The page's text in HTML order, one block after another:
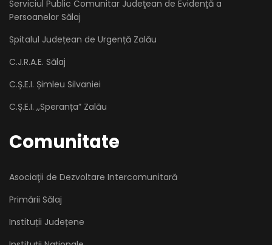
Serviciul Public Comunitar Judeţean de Evidenţă a
Persoanelor Sălaj
Spitalul Județean de Urgență Zalău
C.J.R.A.E. Sălaj
C.Ș.E.I. Șimleu Silvaniei
C.Ș.E.I. ,,Speranța” Zalău
Comunitate
Asociaţii de Dezvoltare Intercomunitară
Primării Sălaj
Instituții Județene